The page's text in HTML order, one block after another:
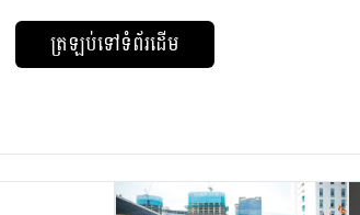
ត្រឡប់ទៅទំព័រដើម